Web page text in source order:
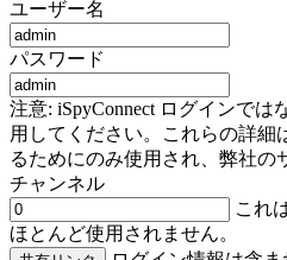
ユーザー名
パスワード
注意: iSpyConnect ログインで
用してください。これらの詳細
るためにのみ使用され、弊社の
チャンネル
これ
ほとんど使用されません。